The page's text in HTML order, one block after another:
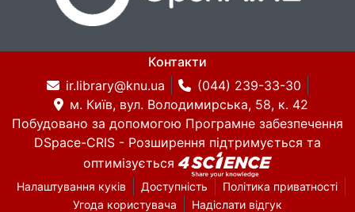
Контакти
ir.library@knu.ua
(044) 239-33-30
м. Київ, вул. Володимирська, 58, к. 42
Побудовано за допомогою Програмне забезпечення
DSpace-CRIS - Розширення підтримується та
оптимізується
Налаштування куків Доступність
Політика приватності
Угода користувача
Надіслати відгук